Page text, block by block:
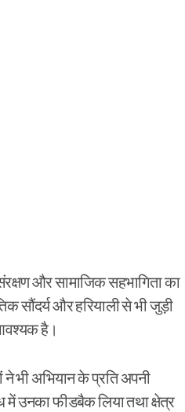
और सामाजिक सहभागिता का
सौंदर्य और हरियाली से भी जुड़ी
है।
ने भी अभियान के प्रति अपनी
में उनका फीडबैक लिया तथा क्षेत्र